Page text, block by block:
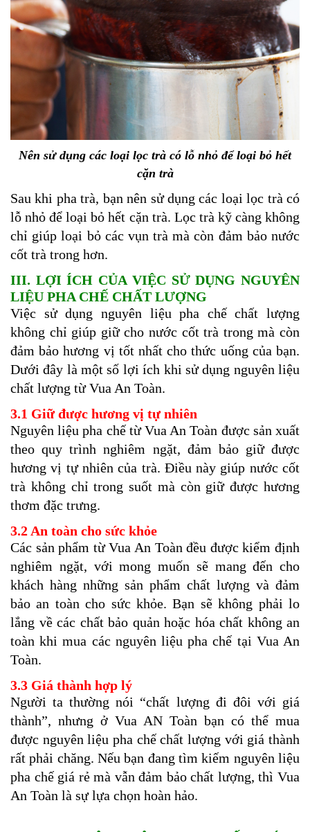
Nên sử dụng các loại lọc trà có lỗ nhỏ để loại bỏ hết
cặn trà
Sau khi pha trà, bạn nên sử dụng các loại lọc trà có
lỗ nhỏ để loại bỏ hết cặn trà. Lọc trà kỹ càng không
chỉ giúp loại bỏ các vụn trà mà còn đảm bảo nước
cốt trà trong hơn.
III. LỢI ÍCH CỦA VIỆC SỬ DỤNG NGUYÊN
LIỆU PHA CHẾ CHẤT LƯỢNG
Việc sử dụng nguyên liệu pha chế chất lượng
không chỉ giúp giữ cho nước cốt trà trong mà còn
đảm bảo hương vị tốt nhất cho thức uống của bạn.
Dưới đây là một số lợi ích khi sử dụng nguyên liệu
chất lượng từ Vua An Toàn.
3.1 Giữ được hương vị tự nhiên
Nguyên liệu pha chế từ Vua An Toàn được sản xuất
theo quy trình nghiêm ngặt, đảm bảo giữ được
hương vị tự nhiên của trà. Điều này giúp nước cốt
trà không chỉ trong suốt mà còn giữ được hương
thơm đặc trưng.
3.2 An toàn cho sức khỏe
Các sản phẩm từ Vua An Toàn đều được kiểm định
nghiêm ngặt, với mong muốn sẽ mang đến cho
khách hàng những sản phẩm chất lượng và đảm
bảo an toàn cho sức khỏe. Bạn sẽ không phải lo
lắng về các chất bảo quản hoặc hóa chất không an
toàn khi mua các nguyên liệu pha chế tại Vua An
Toàn.
3.3 Giá thành hợp lý
Người ta thường nói “chất lượng đi đôi với giá
thành”, nhưng ở Vua AN Toàn bạn có thể mua
được nguyên liệu pha chế chất lượng với giá thành
rất phải chăng. Nếu bạn đang tìm kiếm nguyên liệu
pha chế giá rẻ mà vẫn đảm bảo chất lượng, thì Vua
An Toàn là sự lựa chọn hoàn hảo.